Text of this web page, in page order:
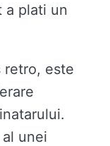
a plati un
retro, este
unei